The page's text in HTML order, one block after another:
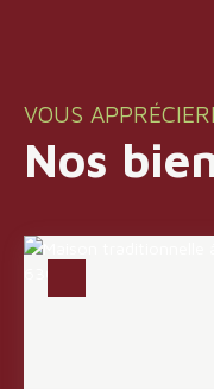
VOUS
Nos